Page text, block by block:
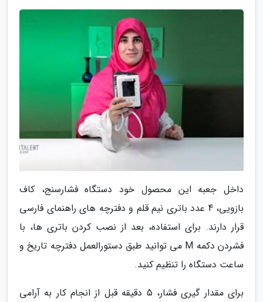
داخل جعبه این محصول خود دستگاه فشارسنج، کاف
بازویی، 4 عدد باتری نیم قلم و دفترچه های راهنمای فارسی
قرار دارند. برای استفاده، بعد از نصب کردن باتری ها، با
فشردن دکمه M می توانید طبق دستورالعمل دفترچه تاریخ و
ساعت دستگاه را تنظیم کنید.
برای مقدار گیری فشار، 5 دقیقه قبل از انجام کار به آرامی